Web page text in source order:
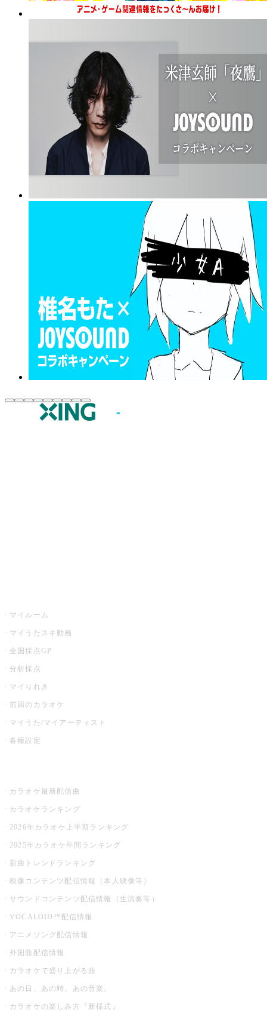
マイルーム
マイうたスキ動画
全国採点GP
分析採点
マイりれき
前回のカラオケ
マイうた/マイアーティスト
各種設定
カラオケ最新配信曲
カラオケランキング
2026年カラオケ上半期ランキング
2025年カラオケ年間ランキング
新曲トレンドランキング
映像コンテンツ配信情報（本人映像等）
サウンドコンテンツ配信情報（生演奏等）
VOCALOID™配信情報
アニメソング配信情報
外国曲配信情報
カラオケで盛り上がる曲
あの日、あの時、あの音楽。
カラオケの楽しみ方『新様式』